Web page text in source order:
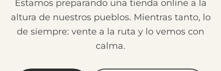
Estamos preparando una tienda online a la
altura de nuestros pueblos. Mientras tanto, lo
de siempre: vente a la ruta y lo vemos con
calma.